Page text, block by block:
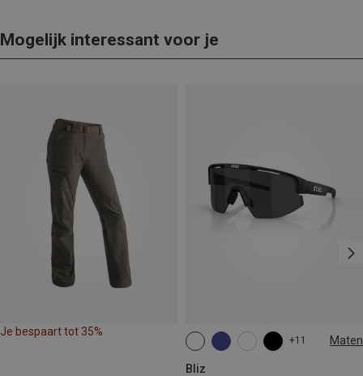
Mogelijk interessant voor je
Je bespaart tot 35%
+11 Maten
Bliz
ONE SIZE